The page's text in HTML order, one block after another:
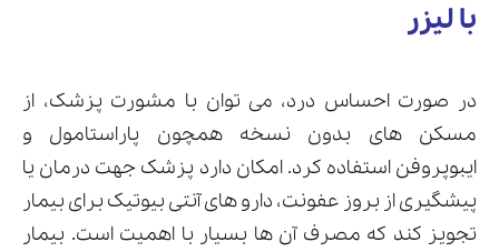
با لیزر
در صورت احساس درد، می توان با مشورت پزشک، از
مسکن های بدون نسخه همچون پاراستامول و
ایبوپروفن استفاده کرد. امکان دارد پزشک جهت درمان یا
پیشگیری از بروز عفونت، دارو های آنتی بیوتیک برای بیمار
تجویز کند که مصرف آن ها بسیار با اهمیت است. بیمار